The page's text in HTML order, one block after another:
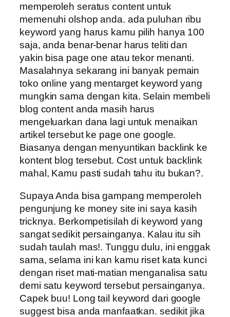
memperoleh seratus content untuk
memenuhi olshop anda. ada puluhan ribu
keyword yang harus kamu pilih hanya 100
saja, anda benar-benar harus teliti dan
yakin bisa page one atau tekor menanti.
Masalahnya sekarang ini banyak pemain
toko online yang mentarget keyword yang
mungkin sama dengan kita. Selain membeli
blog content anda masih harus
mengeluarkan dana lagi untuk menaikan
artikel tersebut ke page one google.
Biasanya dengan menyuntikan backlink ke
kontent blog tersebut. Cost untuk backlink
mahal, Kamu pasti sudah tahu itu bukan?.
Supaya Anda bisa gampang memperoleh
pengunjung ke money site ini saya kasih
tricknya. Berkompetisilah di keyword yang
sangat sedikit persainganya. Kalau itu sih
sudah taulah mas!. Tunggu dulu, ini enggak
sama, selama ini kan kamu riset kata kunci
dengan riset mati-matian menganalisa satu
demi satu keyword tersebut persainganya.
Capek buu! Long tail keyword dari google
suggest bisa anda manfaatkan. sedikit jika